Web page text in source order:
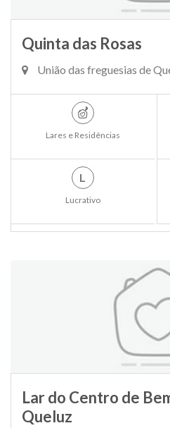
Quinta das Rosas
União das freguesias de
Lares e Residências
L
Lucrativo
Lar do Centro de
Queluz